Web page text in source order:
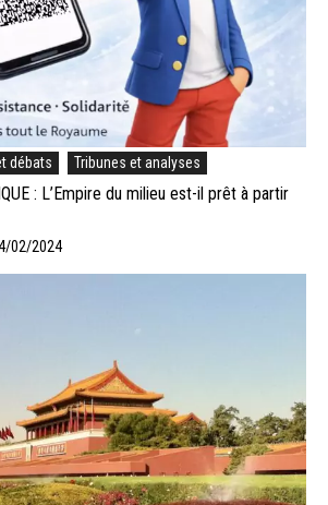
débats Tribunes et analyses
: L’Empire du milieu est-il prêt à partir
02/2024